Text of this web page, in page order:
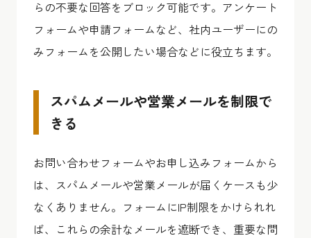
らの不要な回答をブロック可能です。アンケート
フォームや申請フォームなど、社内ユーザーにの
みフォームを公開したい場合などに役立ちます。
スパムメールや営業メールを制限で
きる
お問い合わせフォームやお申し込みフォームから
は、スパムメールや営業メールが届くケースも少
なくありません。フォームにIP制限をかけられれ
ば、これらの余計なメールを遮断でき、重要な問